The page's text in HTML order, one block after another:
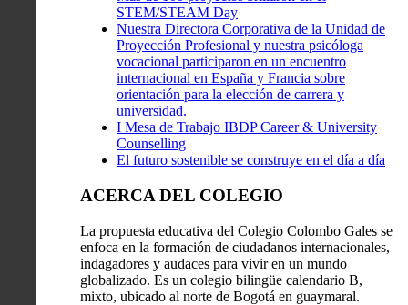
STEM/STEAM Day
Nuestra Directora Corporativa de la Unidad de
Proyección Profesional y nuestra psicóloga
vocacional participaron en un encuentro
internacional en España y Francia sobre
orientación para la elección de carrera y
universidad.
I Mesa de Trabajo IBDP Career & University
Counselling
El futuro sostenible se construye en el día a día
ACERCA DEL COLEGIO
La propuesta educativa del Colegio Colombo Gales se
enfoca en la formación de ciudadanos internacionales,
indagadores y audaces para vivir en un mundo
globalizado. Es un colegio bilingüe calendario B,
mixto, ubicado al norte de Bogotá en guaymaral.